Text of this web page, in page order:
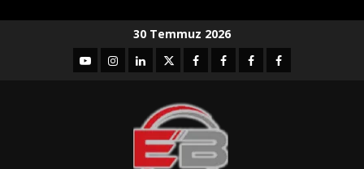
30 Temmuz 2026
YouTubeInstagram
LinkedIntwitterfacebook-Facebook-
Facebook-Facebook-